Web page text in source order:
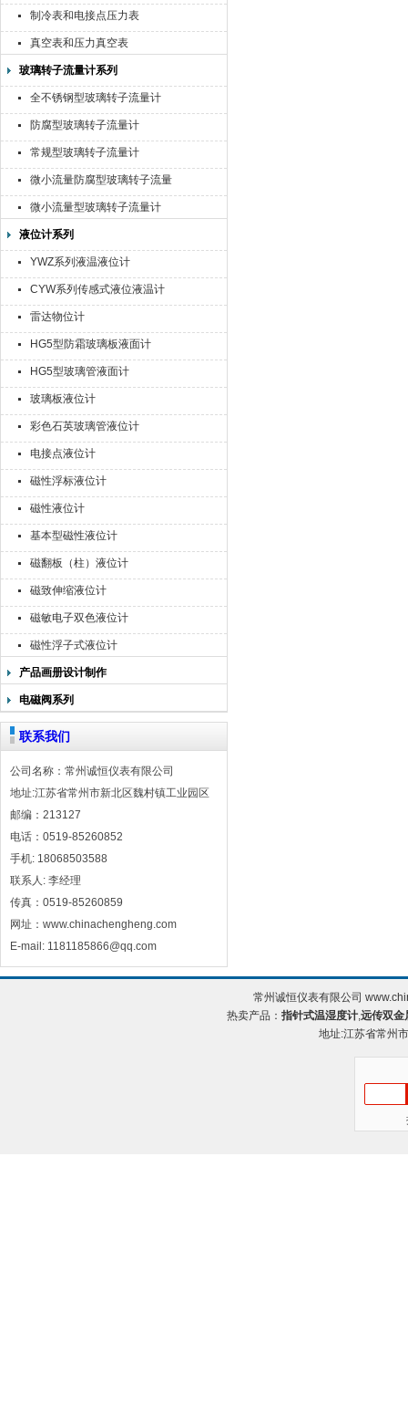
制冷表和电接点压力表
真空表和压力真空表
玻璃转子流量计系列
全不锈钢型玻璃转子流量计
防腐型玻璃转子流量计
常规型玻璃转子流量计
微小流量防腐型玻璃转子流量
计
微小流量型玻璃转子流量计
液位计系列
YWZ系列液温液位计
CYW系列传感式液位液温计
雷达物位计
HG5型防霜玻璃板液面计
HG5型玻璃管液面计
玻璃板液位计
彩色石英玻璃管液位计
电接点液位计
磁性浮标液位计
磁性液位计
基本型磁性液位计
磁翻板（柱）液位计
磁致伸缩液位计
磁敏电子双色液位计
磁性浮子式液位计
产品画册设计制作
电磁阀系列
联系我们
公司名称：常州诚恒仪表有限公司
地址:江苏省常州市新北区魏村镇工业园区
邮编：213127
电话：0519-85260852
手机: 18068503588
联系人: 李经理
传真：0519-85260859
网址：www.chinachengheng.com
E-mail: 1181185866@qq.com
常州诚恒仪表有限公司
热卖产品：指针式温湿度计,远传双金
地址:江苏省常州